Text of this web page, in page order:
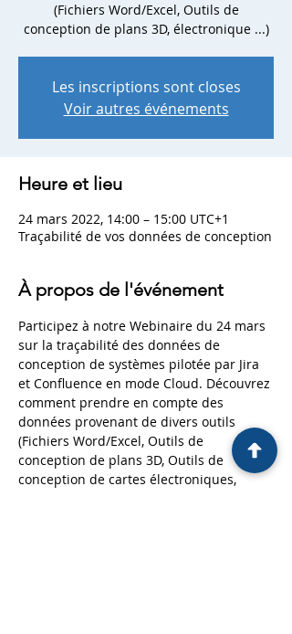
(Fichiers Word/Excel, Outils de
conception de plans 3D, électronique ...)
Les inscriptions sont closes
Voir autres événements
Heure et lieu
24 mars 2022, 14:00 – 15:00 UTC+1
Traçabilité de vos données de conception
À propos de l'événement
Participez à notre Webinaire du 24 mars
sur la traçabilité des données de
conception de systèmes pilotée par Jira
et Confluence en mode Cloud. Découvrez
comment prendre en compte des
données provenant de divers outils
(Fichiers Word/Excel, Outils de
conception de plans 3D, Outils de
conception de cartes électroniques,